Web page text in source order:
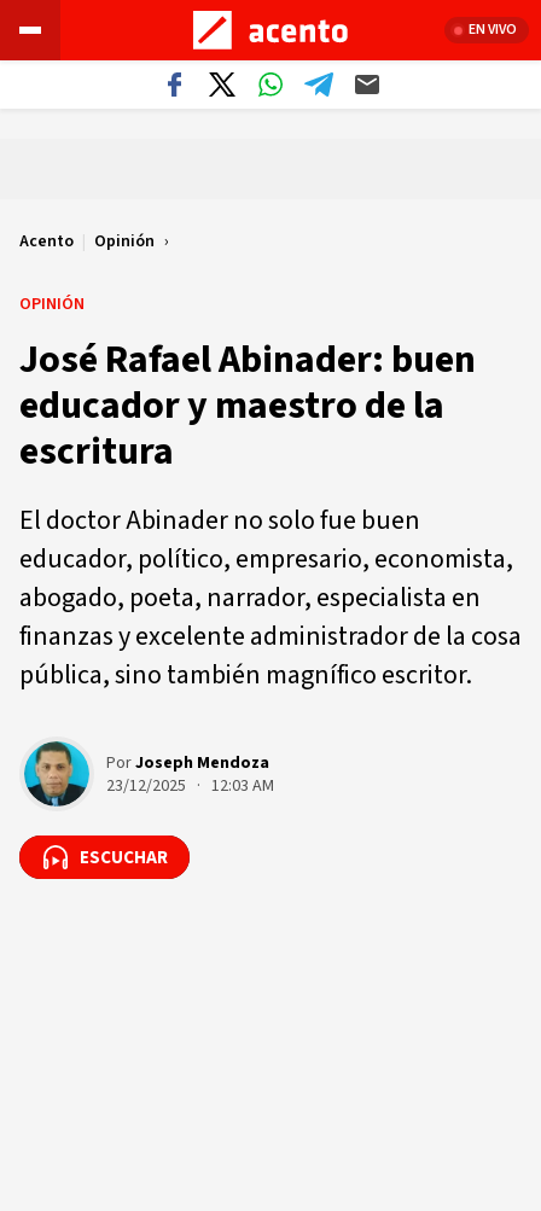
EN VIVO
Acento | Opinión
OPINIÓN
José Rafael Abinader: buen
educador y maestro de la
escritura
El doctor Abinader no solo fue buen
educador, político, empresario, economista,
abogado, poeta, narrador, especialista en
finanzas y excelente administrador de la cosa
pública, sino también magnífico escritor.
PorJoseph Mendoza
23/12/2025 · 12:03 AM
ESCUCHAR
ESCUCHAR